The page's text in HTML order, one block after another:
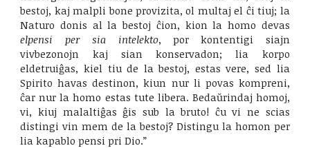
bestoj, kaj malpli bone provizita, ol multaj el ĉi tiuj; la
Naturo donis al la bestoj ĉion, kion la homo devas
elpensi per sia intelekto, por kontentigi siajn
vivbezonojn kaj sian konservadon; lia korpo
eldetruiĝas, kiel tiu de la bestoj, estas vere, sed lia
Spirito havas destinon, kiun nur li povas kompreni,
ĉar nur la homo estas tute libera. Bedaŭrindaj homoj,
vi, kiuj malaltiĝas ĝis sub la bruto! ĉu vi ne scias
distingi vin mem de la bestoj? Distingu la homon per
lia kapablo pensi pri Dio.”